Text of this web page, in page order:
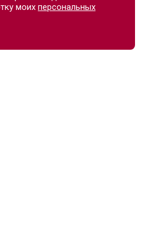
моихперсональных